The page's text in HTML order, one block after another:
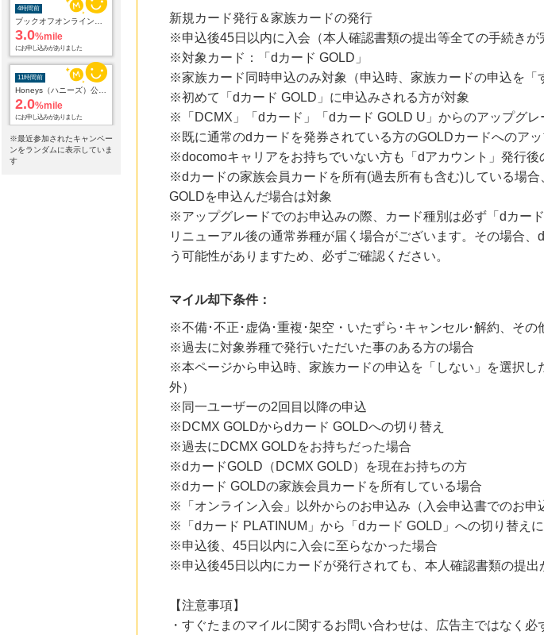
4時間前
3.0%mile
にお申し込みがありました
11時間前
2.0%mile
にお申し込みがありました
19時間前
楽天市場
※最近参加されたキャンペー
ンをランダムに表示していま
す
新規カード発行＆家族カードの発行
※申込後45日以内に入会（本人確認書類の提出等全ての手続きが
※対象カード：「dカード GOLD」
※家族カード同時申込のみ対象（申込時、家族カードの申込を「
※初めて「dカード GOLD」に申込みされる方が対象
※「DCMX」「dカード」「dカード GOLD U」からのアップグレ
※既に通常のdカードを発券されている方のGOLDカードへのア
※docomoキャリアをお持ちでいない方も「dアカウント」発行後
※dカードの家族会員カードを所有(過去所有も含む)している場
GOLDを申込んだ場合は対象
※アップグレードでのお申込みの際、カード種別は必ず「dカー
リニューアル後の通常券種が届く場合がございます。その場合
う可能性がありますため、必ずご確認ください。
マイル却下条件：
※不備･不正･虚偽･重複･架空・いたずら･キャンセル･解約、そ
※過去に対象券種で発行いただいた事のある方の場合
※本ページから申込時、家族カードの申込を「しない」を選択
外）
※同一ユーザーの2回目以降の申込
※DCMX GOLDからdカード GOLDへの切り替え
※過去にDCMX GOLDをお持ちだった場合
※dカードGOLD（DCMX GOLD）を現在お持ちの方
※dカード GOLDの家族会員カードを所有している場合
※「オンライン入会」以外からのお申込み（入会申込書でのお申
※「dカード PLATINUM」から「dカード GOLD」への切り替え
※申込後、45日以内に入会に至らなかった場合
※申込後45日以内にカードが発行されても、本人確認書類の提
【注意事項】
・すぐたまのマイルに関するお問い合わせは、広告主ではなく必